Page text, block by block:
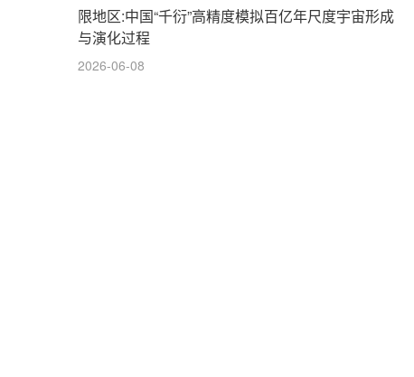
限地区:中国“千衍”高精度模拟百亿年尺度宇宙形成
与演化过程
2026-06-08